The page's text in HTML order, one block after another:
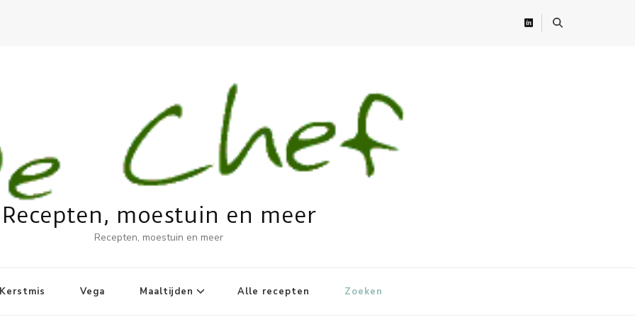
Recepten, moestuin en meer
Recepten, moestuin en meer
Vega Maaltijden Alle recepten Zoeken